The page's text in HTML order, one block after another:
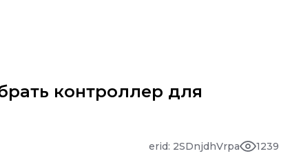
контроллер для
erid: 2SDnjdhVrpa 1239